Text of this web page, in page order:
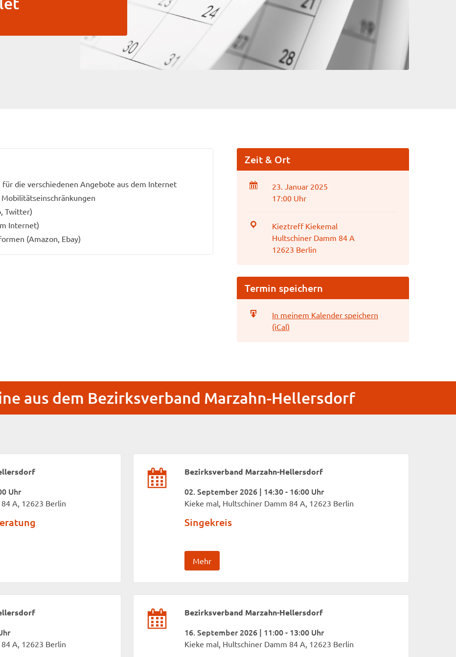
die verschiedenen Angebote aus dem Internet
Twitter)
Internet)
(Amazon, Ebay)
Zeit & Ort
23. Januar 2025
17:00 Uhr
Kieztreff Kiekemal
Hultschiner Damm 84 A
12623 Berlin
Termin speichern
In meinem Kalender speichern
(iCal)
aus dem Bezirksverband Marzahn-Hellersdorf
Uhr
A, 12623 Berlin
Bezirksverband Marzahn-Hellersdorf
02. September 2026 | 14:30 - 16:00 Uhr
Kieke mal, Hultschiner Damm 84 A, 12623 Berlin
Singekreis
Mehr
A, 12623 Berlin
Bezirksverband Marzahn-Hellersdorf
16. September 2026 | 11:00 - 13:00 Uhr
Kieke mal, Hultschiner Damm 84 A, 12623 Berlin